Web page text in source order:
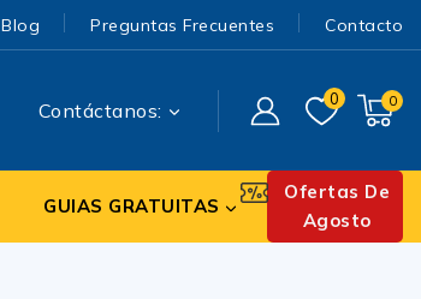
Blog Preguntas Frecuentes Contacto
Contáctanos: 0 0
GUIAS GRATUITAS
Ofertas De
Agosto